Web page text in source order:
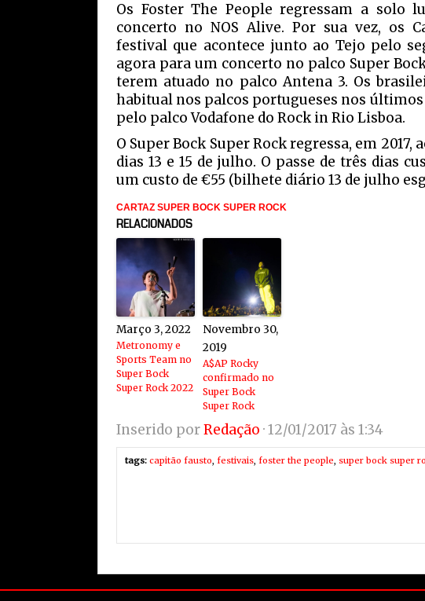
Os Foster The People regressam a solo
concerto no NOS Alive. Por sua vez, os
festival que acontece junto ao Tejo pelo
agora para um concerto no palco Super
terem atuado no palco Antena 3. Os
habitual nos palcos portugueses nos últimos
pelo palco Vodafone do Rock in Rio Lisboa.
O Super Bock Super Rock regressa, em 2017,
dias 13 e 15 de julho. O passe de três dias
um custo de €55 (bilhete diário 13 de julho
CARTAZ SUPER BOCK SUPER ROCK
RELACIONADOS
Março 3, 2022
Metronomy e
Sports Team no
Super Bock
Super Rock 2022
Novembro 30,
2019
A$AP Rocky
confirmado no
Super Bock
Super Rock
Inserido porRedação · 12/01/2017 às 1:34
tags: capitão fausto, festivais, foster the people, super bock super